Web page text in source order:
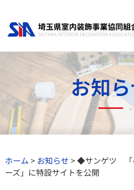
お知
ホーム > お知らせ >◆サンゲツ 「
ーズ」に特設サイトを公開